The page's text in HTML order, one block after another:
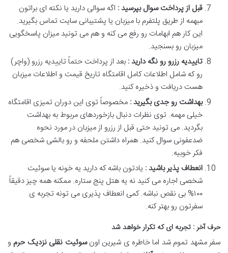
قبل از پرداخت سوال بپرسید : اگه سوالی دارید یا نکته ای براتون
مبهمه از طریق پلتفرم با میزبان یا پشتیبانی سایت تماس بگیرید.
این کار هم ابهامات رو رفع می کنه و هم می تونید میزان پاسخگویی
میزبان رو بسنجید.
تاییدیه رزرو رو نگه دارید : بعد از پرداخت حتماً تاییدیه رزرو (واچر)
رو که شامل اطلاعات کامل اقامتگاه تاریخ قیمت و اطلاعات میزبان
هست دریافت و ذخیره کنید.
بهداشت رو جدی بگیرید : مخصوصاً توی این دوران تمیزی اقامتگاه
خیلی مهمه. توی نظرات دنبال بازخوردهای مربوط به بهداشت
بگردید. می تونید حتی قبل از رزرو از میزبان در مورد نحوه
ضدعفونی سوال کنید. همراه داشتن ملحفه و رو بالشی شخصی هم
فکر خوبیه.
انعطاف پذیر باشید : یادتون باشه که دارید یه خونه یا سوئیت
شخصی اجاره می کنید نه یه هتل پنج ستاره. ممکنه همه چیز دقیقاً
۱۰۰%
بی نقص نباشه. کمی انعطاف پذیری می تونه تجربه ی
سفرتون رو بهتر کنه.
حرف آخر : تجربه ای که تکرار خواهد شد
سفر مشهد تموم شد اما خاطره ی شیرین اونسوئیت نقلی نزدیک حرم و